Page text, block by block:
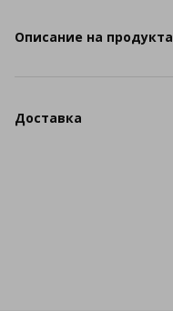
Описание на продукта
Доставка